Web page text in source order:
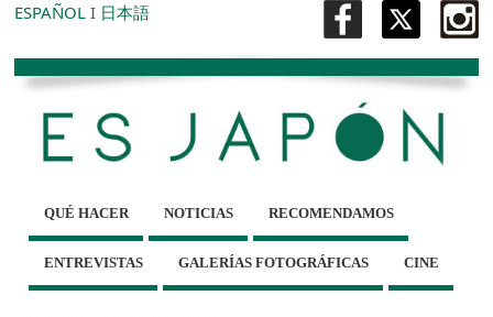
ESPAÑOL I 日本語
QUÉ HACER NOTICIAS RECOMENDAMOS
ENTREVISTAS GALERÍAS FOTOGRÁFICAS CINE